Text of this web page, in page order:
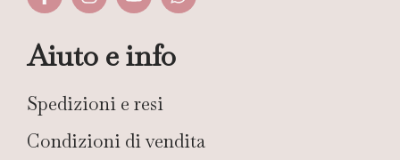
Aiuto e info
Spedizioni e resi
Condizioni di vendita